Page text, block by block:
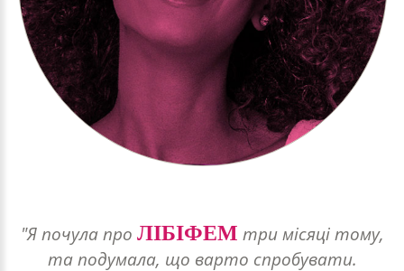
"Я почула про ЛІБІФЕМ три місяці тому,
та подумала, що варто спробувати.